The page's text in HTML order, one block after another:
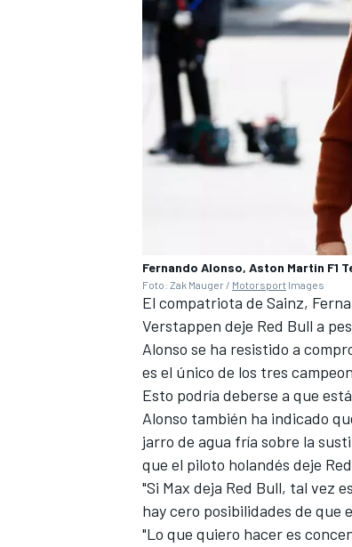
Fernando Alonso, Aston Martin F1
Foto: Zak Mauger / Motorsport Images
El compatriota de Sainz,
Verstappen deje Red Bull a
Alonso se ha resistido a
es el único de los tres
Esto podría deberse a que
Alonso también ha indicado
jarro de agua fría sobre la
que el piloto holandés deje
"Si Max deja Red Bull, tal vez
hay cero posibilidades de que
"Lo que quiero hacer es